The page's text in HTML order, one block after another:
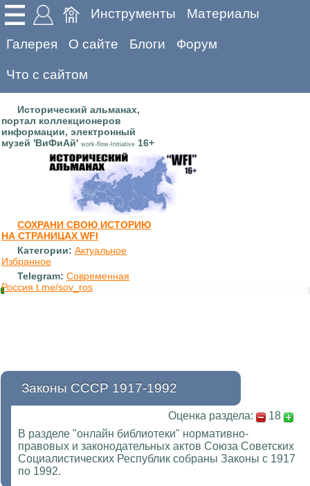
Инструменты Материалы
Галерея О сайте Блоги Форум
Что с сайтом
Исторический альманах,
портал коллекционеров
информации, электронный
музей 'ВиФиАй' work-flow-Initiative 16+
СОХРАНИ СВОЮ ИСТОРИЮ
НА СТРАНИЦАХ WFI
Категории: Актуальное
Избранное
Telegram: Современная
Россия t.me/sov_ros
Законы СССР 1917-1992
Оценка раздела:
18
В разделе "онлайн библиотеки" нормативно-
правовых и законодательных актов Союза Советских
Социалистических Республик собраны Законы с 1917
по 1992.